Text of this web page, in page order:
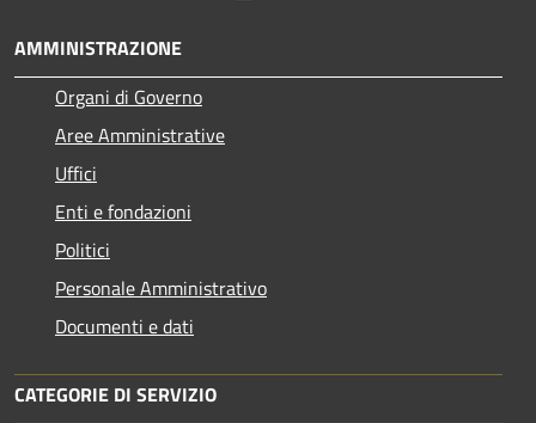
AMMINISTRAZIONE
Organi di Governo
Aree Amministrative
Uffici
Enti e fondazioni
Politici
Personale Amministrativo
Documenti e dati
CATEGORIE DI SERVIZIO